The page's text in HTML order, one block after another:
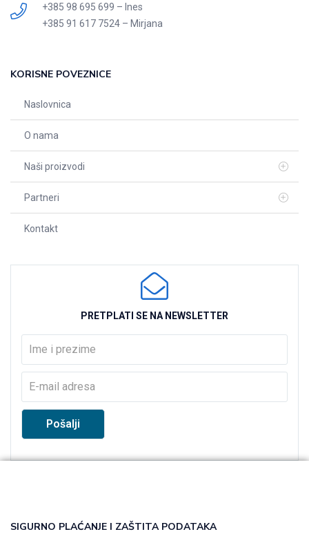
+385 98 695 699 – Ines
+385 91 617 7524 – Mirjana
KORISNE POVEZNICE
Naslovnica
O nama
Naši proizvodi
Partneri
Kontakt
PRETPLATI SE NA NEWSLETTER
SIGURNO PLAĆANJE I ZAŠTITA PODATAKA